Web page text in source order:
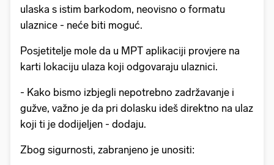
ulaska s istim barkodom, neovisno o formatu
ulaznice - neće biti moguć.
Posjetitelje mole da u MPT aplikaciji provjere na
karti lokaciju ulaza koji odgovaraju ulaznici.
- Kako bismo izbjegli nepotrebno zadržavanje i
gužve, važno je da pri dolasku ideš direktno na ulaz
koji ti je dodijeljen - dodaju.
Zbog sigurnosti, zabranjeno je unositi: